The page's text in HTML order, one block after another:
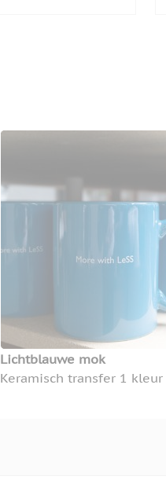
Lichtblauwe mok
Keramisch transfer 1 kleur